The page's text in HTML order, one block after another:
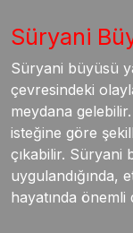
Süryani
Süryani büyüsü
çevresindeki
meydana
isteğine göre
çıkabilir. Süryani
uygulandığında,
hayatında